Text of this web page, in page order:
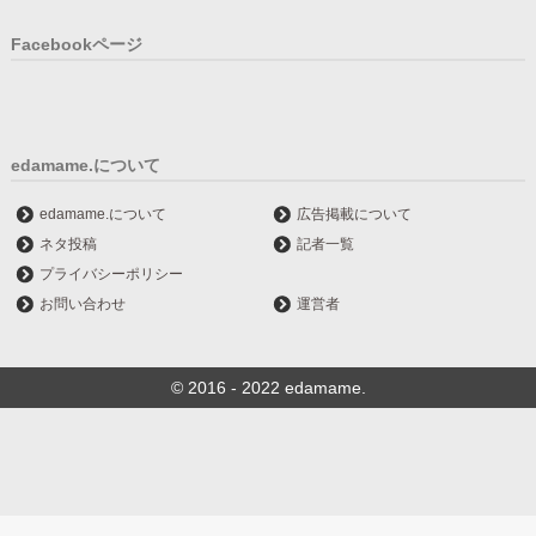
Facebookページ
edamame.について
edamame.について
広告掲載について
ネタ投稿
記者一覧
プライバシーポリシー
お問い合わせ
運営者
© 2016 - 2022 edamame.